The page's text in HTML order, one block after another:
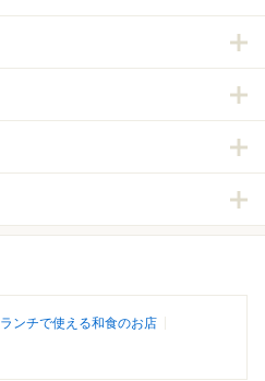
ランチで使える和食のお店